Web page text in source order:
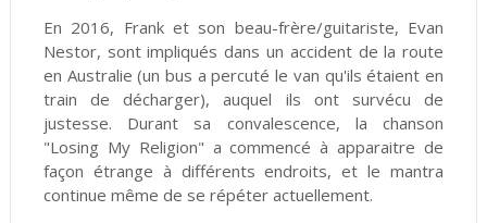
En 2016, Frank et son beau-frère/guitariste, Evan
Nestor, sont impliqués dans un accident de la route
en Australie (un bus a percuté le van qu'ils étaient en
train de décharger), auquel ils ont survécu de
justesse. Durant sa convalescence, la chanson
"Losing My Religion" a commencé à apparaitre de
façon étrange à différents endroits, et le mantra
continue même de se répéter actuellement.